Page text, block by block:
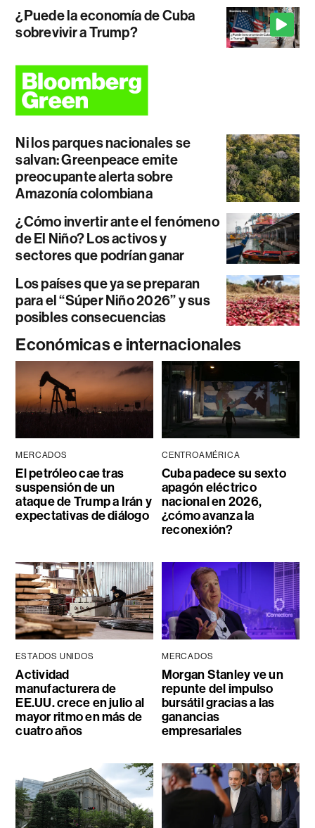
¿Puede la economía de Cuba
sobrevivir a Trump?
Ni los parques nacionales se
salvan: Greenpeace emite
preocupante alerta sobre
Amazonía colombiana
¿Cómo invertir ante el fenómeno
de El Niño? Los activos y
sectores que podrían ganar
Los países que ya se preparan
para el “Súper Niño 2026” y sus
posibles consecuencias
Económicas e internacionales
MERCADOS
El petróleo cae tras
suspensión de un
ataque de Trump a Irán y
expectativas de diálogo
CENTROAMÉRICA
Cuba padece su sexto
apagón eléctrico
nacional en 2026,
¿cómo avanza la
reconexión?
ESTADOS UNIDOS
Actividad
manufacturera de
EE.UU. crece en julio al
mayor ritmo en más de
cuatro años
MERCADOS
Morgan Stanley ve un
repunte del impulso
bursátil gracias a las
ganancias
empresariales